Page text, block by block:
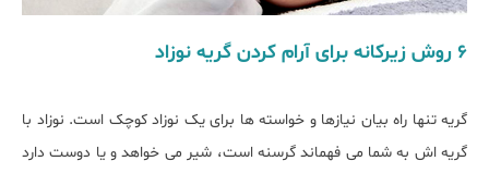
۶ روش زیرکانه برای آرام کردن گریه نوزاد
گریه تنها راه بیان نیازها و خواسته ها برای یک نوزاد کوچک است. نوزاد با
گریه اش به شما می فهماند گرسنه است، شیر می خواهد و یا دوست دارد